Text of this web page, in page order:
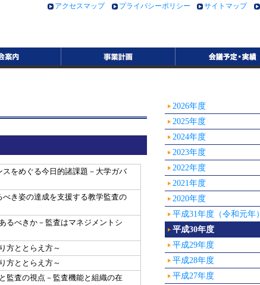
サイトマップ
プライバシーポリシー
アクセスマップ
スをめぐる今日的諸課題－大学ガバ
べき姿の達成を支援する教学監査の
るべきか－監査はマネジメントシ
方ととらえ方～
方ととらえ方～
監査の視点－監査機能と組織の在
2026年度
2025年度
2024年度
2023年度
2022年度
2021年度
2020年度
平成31年度（令和元年）
平成30年度
平成29年度
平成28年度
平成27年度